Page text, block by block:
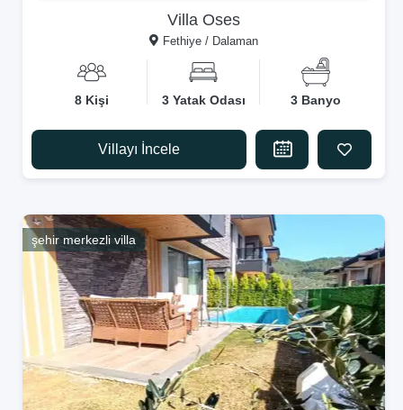
Villa Oses
Fethiye / Dalaman
8 Kişi 3 Yatak Odası 3 Banyo
Villayı İncele
şehir merkezli villa